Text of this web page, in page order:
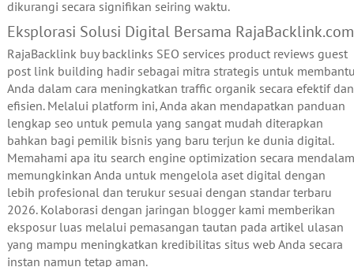
dikurangi secara signifikan seiring waktu.
Eksplorasi Solusi Digital Bersama RajaBacklink.com
RajaBacklink buy backlinks SEO services product reviews guest
post link building hadir sebagai mitra strategis untuk
Anda dalam cara meningkatkan traffic organik secara efektif dan
efisien. Melalui platform ini, Anda akan mendapatkan panduan
lengkap seo untuk pemula yang sangat mudah diterapkan
bahkan bagi pemilik bisnis yang baru terjun ke dunia digital.
Memahami apa itu search engine optimization secara mendalam
memungkinkan Anda untuk mengelola aset digital dengan
lebih profesional dan terukur sesuai dengan standar terbaru
2026. Kolaborasi dengan jaringan blogger kami memberikan
eksposur luas melalui pemasangan tautan pada artikel ulasan
yang mampu meningkatkan kredibilitas situs web Anda secara
instan namun tetap aman.